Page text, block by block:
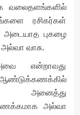
வலைதளங்களில்
ரசிகர்கள்
அடையாத புகழை
வாசு.
என்றாவது
அனைத்து
வணக்கமாக அல்வா